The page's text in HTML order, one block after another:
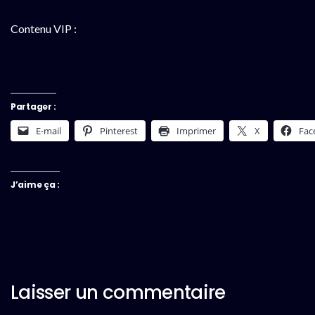
Contenu VIP :
Partager :
E-mail Pinterest Imprimer X
J’aime ça :
Laisser un commentaire